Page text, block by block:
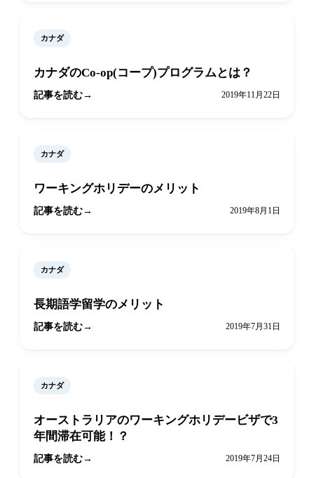
カナダ
カナダのCo-op(コープ)プログラムとは？
記事を読む 2019年11月22日
カナダ
ワーキングホリデーのメリット
記事を読む 2019年8月1日
カナダ
長期語学留学のメリット
記事を読む 2019年7月31日
カナダ
オーストラリアのワーキングホリデービザで3
年間滞在可能！？
記事を読む 2019年7月24日